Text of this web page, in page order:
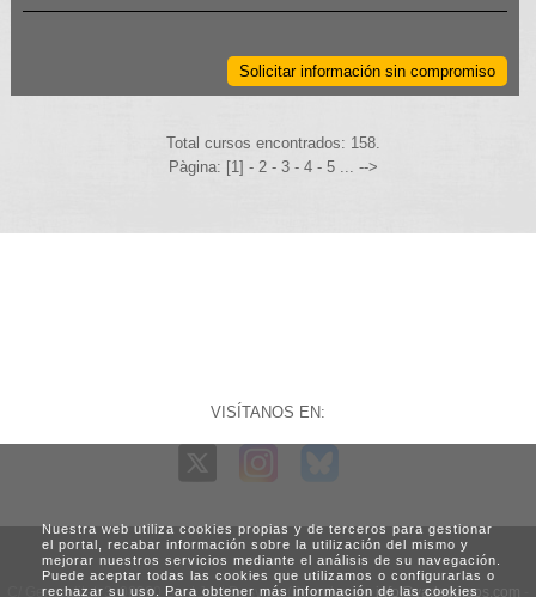
Solicitar información sin compromiso
Total cursos encontrados: 158.
Pàgina: [1] - 2- 3- 4- 5... -->
VISÍTANOS EN:
C/ Generalitat, 3. 08960 Sant Just Desvern (Barcelona) - info@vadecursos.com
Nuestra web utiliza cookies propias y de terceros para gestionar
el portal, recabar información sobre la utilización del mismo y
mejorar nuestros servicios mediante el análisis de su navegación.
Puede aceptar todas las cookies que utilizamos o configurarlas o
rechazar su uso. Para obtener más información de las cookies